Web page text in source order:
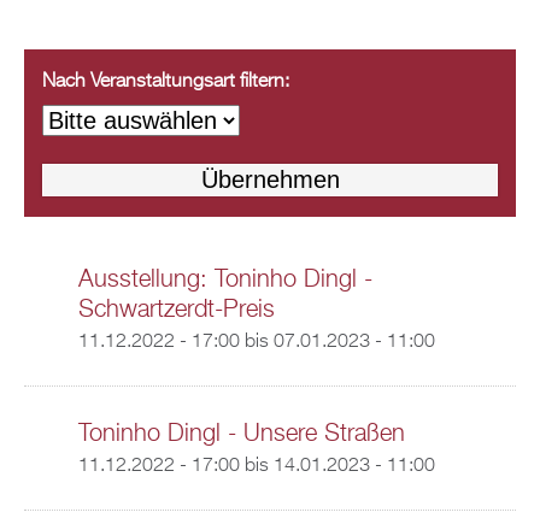
Nach Veranstaltungsart filtern:
Ausstellung: Toninho Dingl -
Schwartzerdt-Preis
11.12.2022 - 17:00bis 07.01.2023 - 11:00
Toninho Dingl - Unsere Straßen
11.12.2022 - 17:00bis 14.01.2023 - 11:00